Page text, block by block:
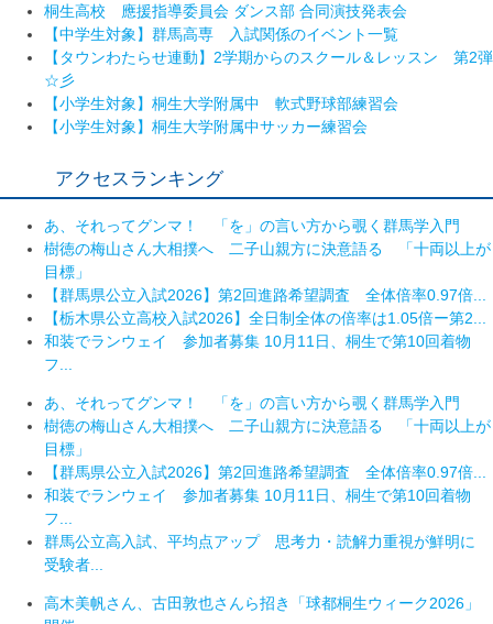
桐生高校 應援指導委員会 ダンス部 合同演技発表会
【中学生対象】群馬高専 入試関係のイベント一覧
【タウンわたらせ連動】2学期からのスクール＆レッスン 第2弾
☆彡
【小学生対象】桐生大学附属中 軟式野球部練習会
【小学生対象】桐生大学附属中サッカー練習会
アクセスランキング
あ、それってグンマ！ 「を」の言い方から覗く群馬学入門
樹徳の梅山さん大相撲へ 二子山親方に決意語る 「十両以上が
目標」
【群馬県公立入試2026】第2回進路希望調査 全体倍率0.97倍...
【栃木県公立高校入試2026】全日制全体の倍率は1.05倍ー第2...
和装でランウェイ 参加者募集 10月11日、桐生で第10回着物
フ...
あ、それってグンマ！ 「を」の言い方から覗く群馬学入門
樹徳の梅山さん大相撲へ 二子山親方に決意語る 「十両以上が
目標」
【群馬県公立入試2026】第2回進路希望調査 全体倍率0.97倍...
和装でランウェイ 参加者募集 10月11日、桐生で第10回着物
フ...
群馬公立高入試、平均点アップ 思考力・読解力重視が鮮明に
受験者...
高木美帆さん、古田敦也さんら招き「球都桐生ウィーク2026」